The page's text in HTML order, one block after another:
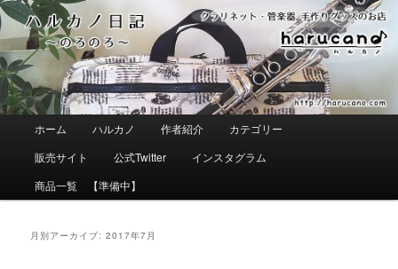
メ
イ
ン
コ
ン
テ
ン
ツ
サ
ブ
コ
ン
テ
ン
ツ
へ
ュ
ホーム ハルカノ 作者紹介
カテゴリー
販売サイト
公式Twitter
インスタグラム
商品一覧 【準備中】
月別アーカイブ:2017年7月